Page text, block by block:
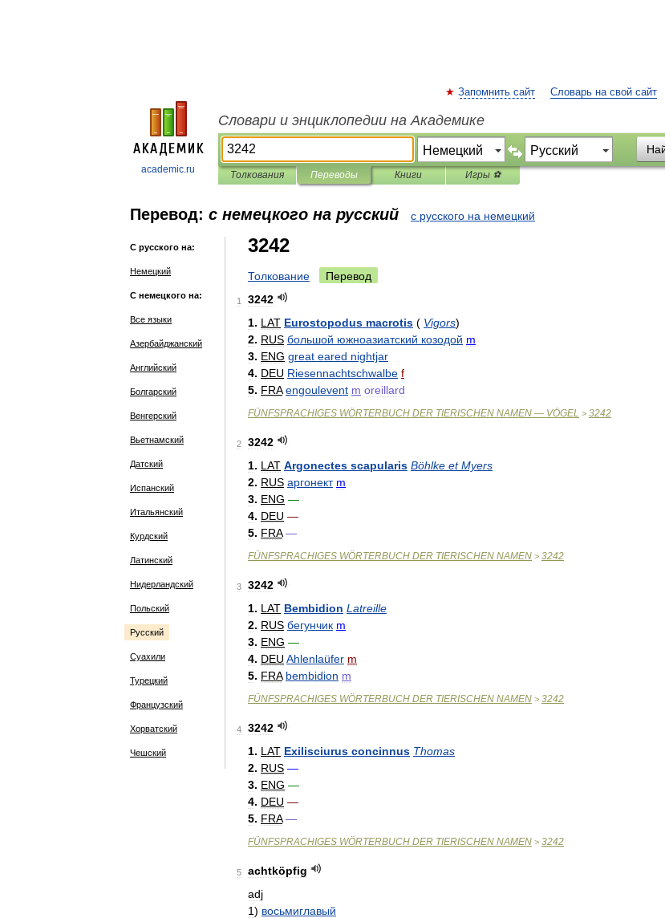
academic.ru
Запомнить сайт Словарь на свой сайт
Словари и энциклопедии на Академике
Толкования Переводы Книги Игры ⚽
Перевод: с немецкого на русский с русского на немецкий
С русского на:
Немецкий
С немецкого на:
Все языки
Азербайджанский
Английский
Болгарский
Венгерский
Вьетнамский
Датский
Испанский
Итальянский
Курдский
Латинский
Нидерландский
Польский
Русский
Суахили
Турецкий
Французский
Хорватский
Чешский
3242
Толкование Перевод
1
3242
1. LAT Eurostopodus macrotis ( Vigors)
2. RUS большой южноазиатский козодой m
3. ENG great eared nightjar
4. DEU Riesennachtschwalbe f
5. FRA engoulevent m oreillard
FÜNFSPRACHIGES WÖRTERBUCH DER TIERISCHEN NAMEN — VÖGEL > 3242
2
3242
1. LAT Argonectes scapularis Böhlke et Myers
2. RUS аргонект m
3. ENG —
4. DEU —
5. FRA —
FÜNFSPRACHIGES WÖRTERBUCH DER TIERISCHEN NAMEN > 3242
3
3242
1. LAT Bembidion Latreille
2. RUS бегунчик m
3. ENG —
4. DEU Ahlenlaüfer m
5. FRA bembidion m
FÜNFSPRACHIGES WÖRTERBUCH DER TIERISCHEN NAMEN > 3242
4
3242
1. LAT Exilisciurus concinnus Thomas
2. RUS —
3. ENG —
4. DEU —
5. FRA —
FÜNFSPRACHIGES WÖRTERBUCH DER TIERISCHEN NAMEN > 3242
5
achtköpfig
adj
1) восьмиглавый